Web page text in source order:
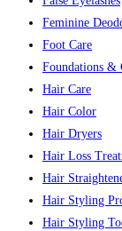
Feminine
Foot Care
Foundations &
Hair Care
Hair Color
Hair Dryers
Hair Loss
Hair
Hair Styling
Hair Styling